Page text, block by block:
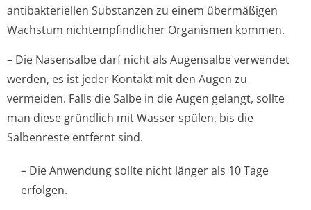
antibakteriellen Substanzen zu einem übermäßigen
Wachstum nichtempfindlicher Organismen kommen.
– Die Nasensalbe darf nicht als Augensalbe verwendet
werden, es ist jeder Kontakt mit den Augen zu
vermeiden. Falls die Salbe in die Augen gelangt, sollte
man diese gründlich mit Wasser spülen, bis die
Salbenreste entfernt sind.
– Die Anwendung sollte nicht länger als 10 Tage
erfolgen.